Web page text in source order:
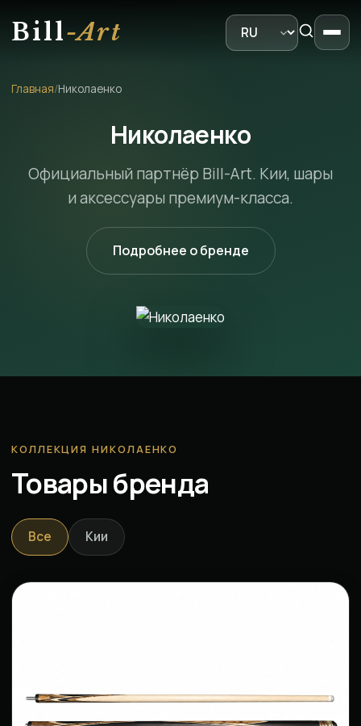
Bill-Art
Главная/Николаенко
Николаенко
Официальный партнёр Bill-Art. Кии, шары
и аксессуары премиум-класса.
Подробнее о бренде
КОЛЛЕКЦИЯ НИКОЛАЕНКО
Товары бренда
Все Кии